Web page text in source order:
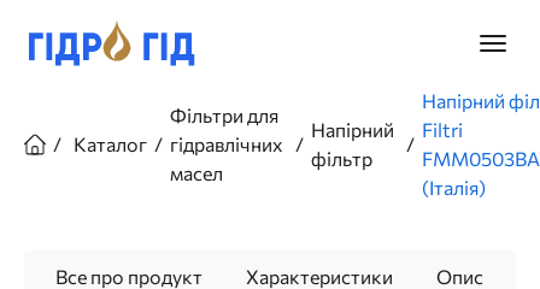
основного
навіґації
Каталог
Фільтри для
гідравлічних
масел
Напірний
фільтр
Напірний
Filtri
(Італія)
Все про продукт Характеристики Опис